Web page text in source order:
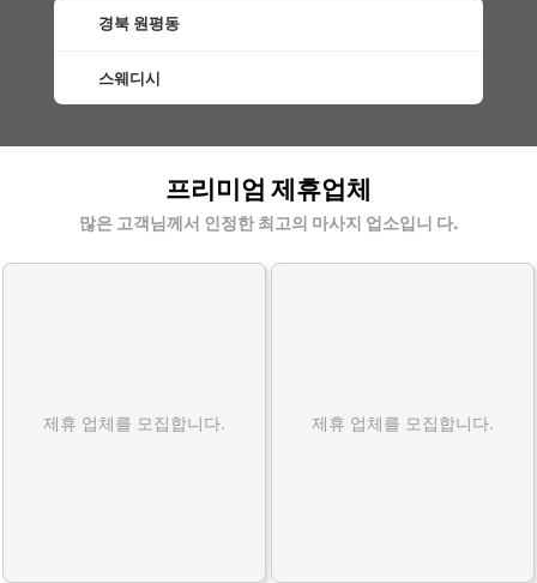
경북 원평동
스웨디시
프리미엄 제휴업체
많은 고객님께서 인정한 최고의 마사지 업소입니 다.
제휴 업체를 모집합니다. 제휴 업체를 모집합니다.